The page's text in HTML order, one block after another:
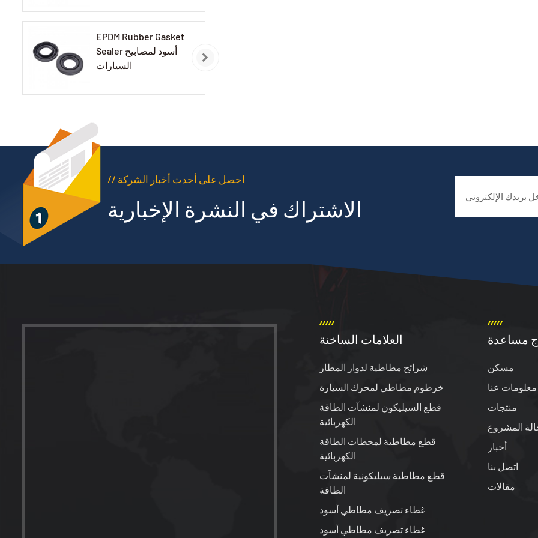
EPDM Rubber Gasket
Sealer أسود لمصابيح
السيارات
// احصل على أحدث أخبار الشركة
الاشتراك في النشرة الإخبارية
العلامات الساخنة
شرائح مطاطية لدوار المطار
خرطوم مطاطي لمحرك السيارة
قطع السيليكون لمنشآت الطاقة
الكهربائية
قطع مطاطية لمحطات الطاقة
الكهربائية
قطع مطاطية سيليكونية لمنشآت
الطاقة
غطاء تصريف مطاطي أسود
غطاء تصريف مطاطي أسود
مساعدة
مسكن
معلومات عنا
منتجات
المشروع
أخبار
اتصل بنا
مقالات